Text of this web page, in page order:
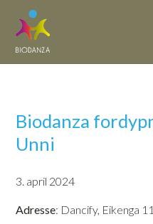
Biodanza
Unni
3. april 2024
Adresse: Dancify, Eikenga